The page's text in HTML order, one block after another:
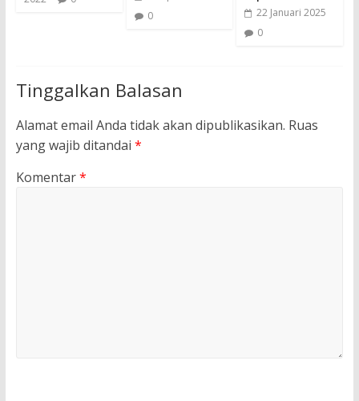
0
22 Januari 2025
0
Tinggalkan Balasan
Alamat email Anda tidak akan dipublikasikan. Ruas
yang wajib ditandai *
Komentar*